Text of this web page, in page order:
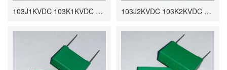
103J1KVDC 103K1KVDC MPP92谐振电容 0.01UF P7.5 9.5*4*9 P10 12*5*11 103J2KVDC 103K2KVDC MPP92谐振电容 0.01UF P15 17.8*5*11.5